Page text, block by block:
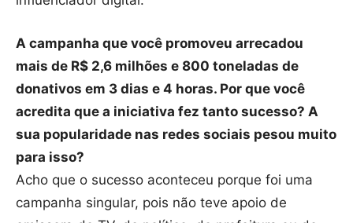
A campanha que você promoveu arrecadou
mais de R$ 2,6 milhões e 800 toneladas de
donativos em 3 dias e 4 horas. Por que você
acredita que a iniciativa fez tanto sucesso? A
sua popularidade nas redes sociais pesou muito
para isso?
Acho que o sucesso aconteceu porque foi uma
campanha singular, pois não teve apoio de